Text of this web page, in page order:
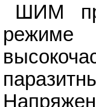
ШИМ
режиме